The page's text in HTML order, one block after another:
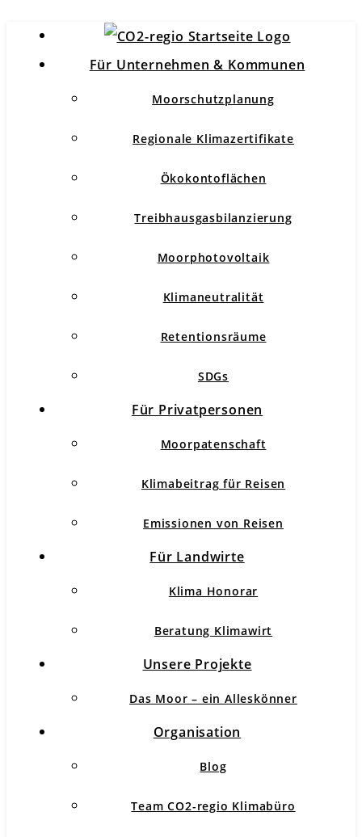
Für Unternehmen & Kommunen
Moorschutzplanung
Regionale Klimazertifikate
Ökokontoflächen
Treibhausgasbilanzierung
Moorphotovoltaik
Klimaneutralität
Retentionsräume
SDGs
Für Privatpersonen
Moorpatenschaft
Klimabeitrag für Reisen
Emissionen von Reisen
Für Landwirte
Klima Honorar
Beratung Klimawirt
Unsere Projekte
Das Moor – ein Alleskönner
Organisation
Blog
Team CO2-regio Klimabüro